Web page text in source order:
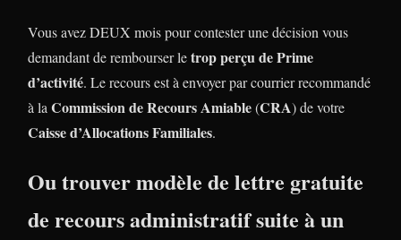
Vous avez DEUX mois pour contester une décision vous
demandant de rembourser letrop perçu de Prime
d’activité. Le recours est à envoyer par courrier recommandé
à laCommission de Recours Amiable(CRA) de votre
Caisse d’Allocations Familiales.
Ou trouver modèle de lettre gratuite
de recours administratif suite à un